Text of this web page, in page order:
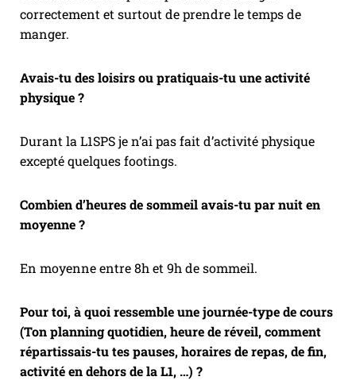
correctement et surtout de prendre le temps de
manger.
Avais-tu des loisirs ou pratiquais-tu une activité
physique ?
Durant la L1SPS je n’ai pas fait d’activité physique
excepté quelques footings.
Combien d’heures de sommeil avais-tu par nuit en
moyenne ?
En moyenne entre 8h et 9h de sommeil.
Pour toi, à quoi ressemble une journée-type de cours
(Ton planning quotidien, heure de réveil, comment
répartissais-tu tes pauses, horaires de repas, de fin,
activité en dehors de la L1, …) ?